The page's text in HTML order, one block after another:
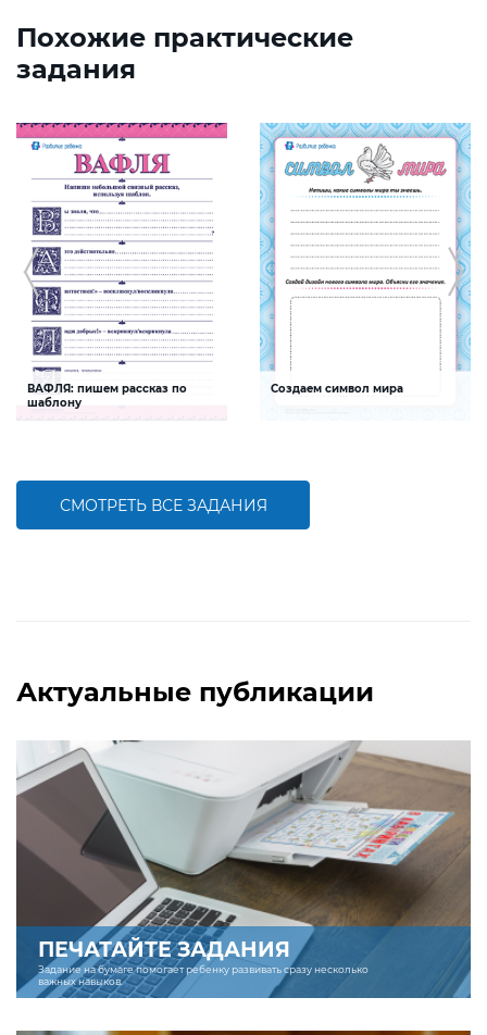
Похожие практические
задания
ВАФЛЯ: пишем рассказ по
шаблону
Создаем символ мира
СМОТРЕТЬ ВСЕ ЗАДАНИЯ
Актуальные публикации
ПЕЧАТАЙТЕ ЗАДАНИЯ
Задание на бумаге помогает ребенку развивать сразу несколько
важных навыков.